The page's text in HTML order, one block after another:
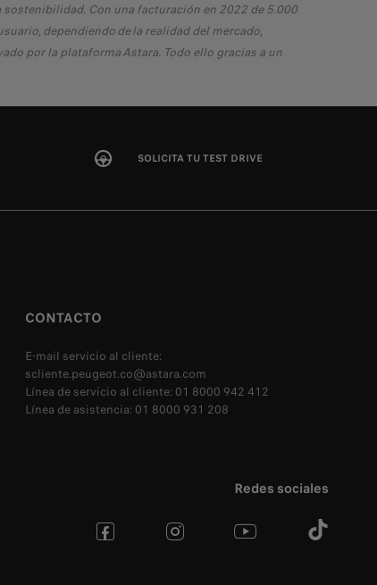
Con una facturación en 2022 de 5.000
dependiendo de la realidad del mercado,
por la plataforma Astara. Todo ello gracias a un
SOLICITA TU TEST DRIVE
CONTACTO
E-mail servicio al cliente:
scliente.peugeot.co@astara.com
Línea de servicio al cliente: 01 8000 942 412
Línea de asistencia: 01 8000 931 208
Redes sociales